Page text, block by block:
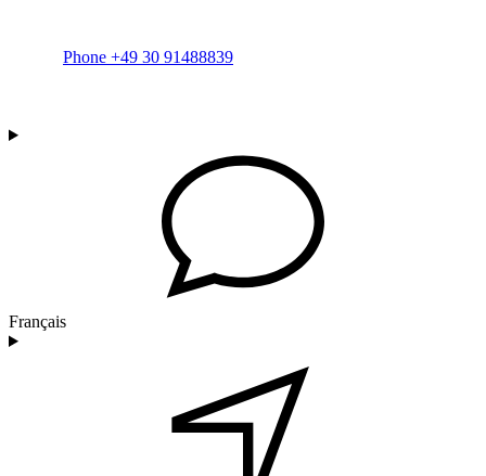
Phone +49 30 91488839
Français